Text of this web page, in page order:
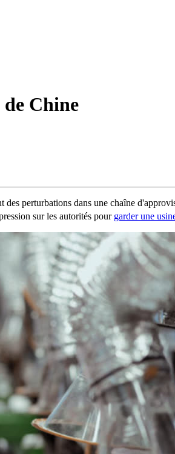
Chine
perturbations dans une chaîne
sur les autorités pour garder une